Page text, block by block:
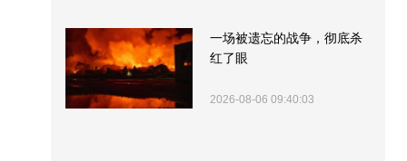
一场被遗忘的战争，彻底杀
红了眼
2026-08-06 09:40:03